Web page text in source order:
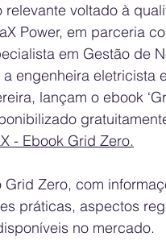
voltado à
Power, em parceria
em Gestão de
engenheira eletricista
lançam o ebook
- Ebook Grid Zero.
Zero, com
práticas, aspectos
no mercado.